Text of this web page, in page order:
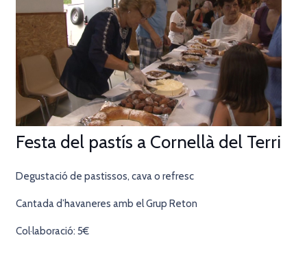
Festa del pastís a Cornellà del Terri
Degustació de pastissos, cava o refresc
Cantada d’havaneres amb el Grup Reton
Col·laboració: 5€